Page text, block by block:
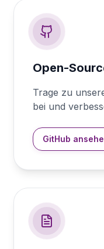
Open-
Trage zu
bei und
GitHub